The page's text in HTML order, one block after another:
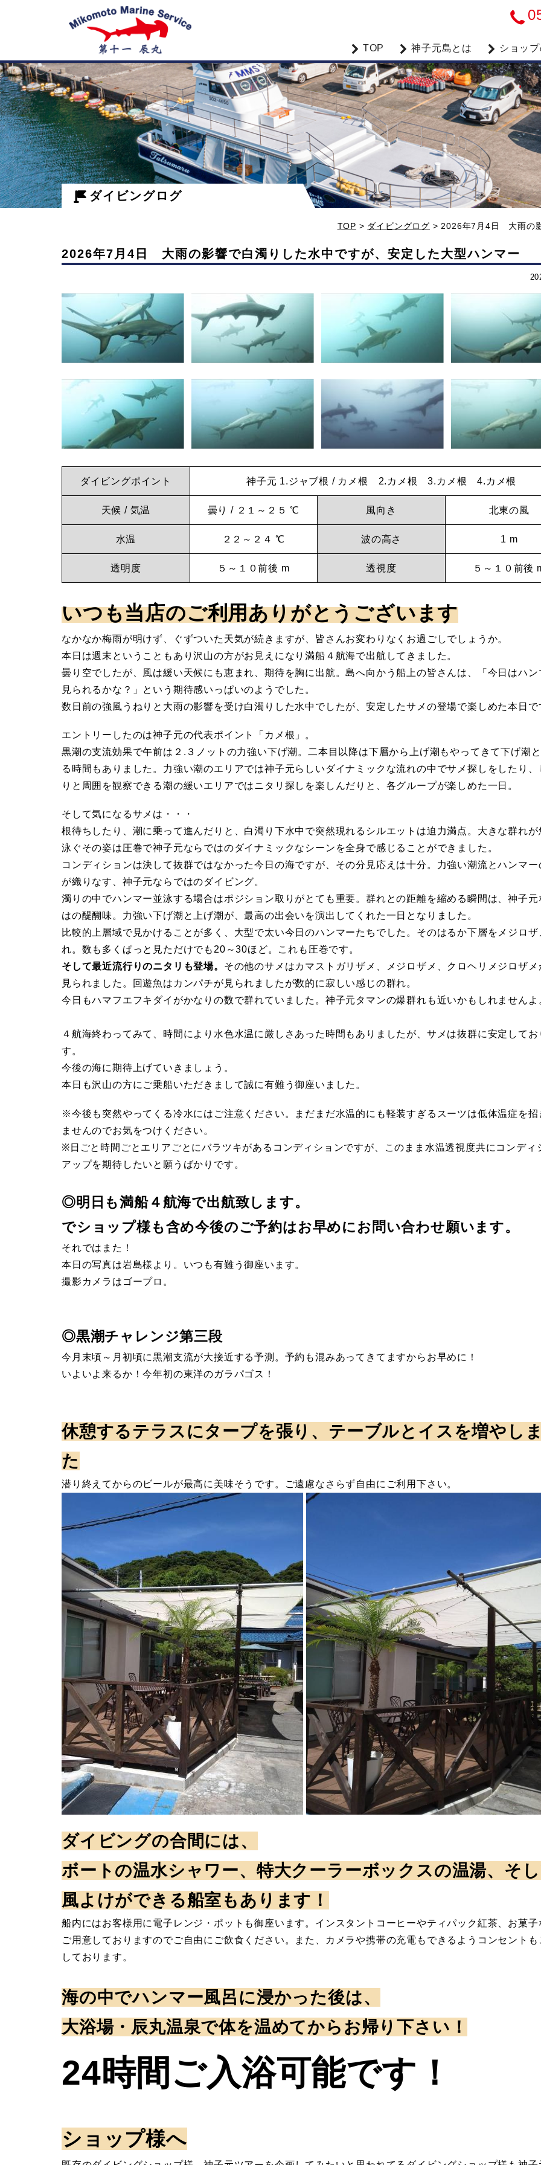
神
子
元
島
ダ
イ
ビ
ン
グ
な
ら
神
子
元
マ
リ
ン
ー
ス
TOP 神子元島とは ショッ
2026
年
7
月
4
日
ダイビングログ
TOP > ダイビングログ > 2026年7月4日 大雨の
2026年7月4日 大雨の影響で白濁りした水中ですが、安定した大型ハンマー
ダイビングポイント 神子元 1.ジャブ根 / カメ根 2.カメ根 3.カメ根 4.カメ根
天候 / 気温 曇り / ２１～２５ ℃ 風向き 北東の風
水温 ２２～２４ ℃ 波の高さ 1 m
透明度 ５～１０前後 m 透視度 ５～１０前後
いつも当店のご利用ありがとうございます
なかなか梅雨が明けず、ぐずついた天気が続きますが、皆さんお変わりなくお過ごしでしょうか。
本日は週末ということもあり沢山の方がお見えになり満船４航海で出航してきました。
曇り空でしたが、風は緩い天候にも恵まれ、期待を胸に出航。島へ向かう船上の皆さんは、「今日はハン
見られるかな？」という期待感いっぱいのようでした。
数日前の強風うねりと大雨の影響を受け白濁りした水中でしたが、安定したサメの登場で楽しめた本日で
エントリーしたのは神子元の代表ポイント「カメ根」。
黒潮の支流効果で午前は２.３ノットの力強い下げ潮。二本目以降は下層から上げ潮もやってきて下げ潮
る時間もありました。力強い潮のエリアでは神子元らしいダイナミックな流れの中でサメ探しをしたり、
りと周囲を観察できる潮の緩いエリアではニタリ探しを楽しんだりと、各グループが楽しめた一日。
そして気になるサメは・・・
根待ちしたり、潮に乗って進んだりと、白濁り下水中で突然現れるシルエットは迫力満点。大きな群れが
泳ぐその姿は圧巻で神子元ならではのダイナミックなシーンを全身で感じることができました。
コンディションは決して抜群ではなかった今日の海ですが、その分見応えは十分。力強い潮流とハンマー
が織りなす、神子元ならではのダイビング。
濁りの中でハンマー並泳する場合はポジション取りがとても重要。群れとの距離を縮める瞬間は、神子元
はの醍醐味。力強い下げ潮と上げ潮が、最高の出会いを演出してくれた一日となりました。
比較的上層域で見かけることが多く、大型で太い今日のハンマーたちでした。そのはるか下層をメジロザ
れ。数も多くぱっと見ただけでも20～30ほど。これも圧巻です。
そして最近流行りのニタリも登場。 その他のサメはカマストガリザメ、メジロザメ、クロヘリメジロザメ
見られました。回遊魚はカンパチが見られましたが数的に寂しい感じの群れ。
今日もハマフエフキダイがかなりの数で群れていました。神子元タマンの爆群れも近いかもしれませんよ
４航海終わってみて、時間により水色水温に厳しさあった時間もありましたが、サメは抜群に安定してお
す。
今後の海に期待上げていきましょう。
本日も沢山の方にご乗船いただきまして誠に有難う御座いました。
※今後も突然やってくる冷水にはご注意ください。まだまだ水温的にも軽装すぎるスーツは低体温症を招
ませんのでお気をつけください。
※日ごと時間ごとエリアごとにバラツキがあるコンディションですが、このまま水温透視度共にコンディ
アップを期待したいと願うばかりです。
◎明日も満船４航海で出航致します。
でショップ様も含め今後のご予約はお早めにお問い合わせ願います。
それではまた！
本日の写真は岩島様より。いつも有難う御座います。
撮影カメラはゴープロ。
◎黒潮チャレンジ第三段
今月末頃～月初頃に黒潮支流が大接近する予測。予約も混みあってきてますからお早めに！
いよいよ来るか！今年初の東洋のガラパゴス！
休憩するテラスにタープを張り、テーブルとイスを増やし
た
潜り終えてからのビールが最高に美味そうです。ご遠慮なさらず自由にご利用下さい。
ダイビングの合間には、
ボートの温水シャワー、特大クーラーボックスの温湯、そ
風よけができる船室もあります！
船内にはお客様用に電子レンジ・ポットも御座います。インスタントコーヒーやティパック紅茶、お菓子
ご用意しておりますのでご自由にご飲食ください。また、カメラや携帯の充電もできるようコンセントも
しております。
海の中でハンマー風呂に浸かった後は、
大浴場・辰丸温泉で体を温めてからお帰り下さい！
24時間ご入浴可能です！
ショップ様へ